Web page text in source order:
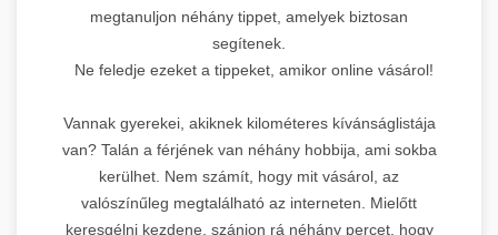
megtanuljon néhány tippet, amelyek biztosan
segítenek.
Ne feledje ezeket a tippeket, amikor online vásárol!
Vannak gyerekei, akiknek kilométeres kívánságlistája
van? Talán a férjének van néhány hobbija, ami sokba
kerülhet. Nem számít, hogy mit vásárol, az
valószínűleg megtalálható az interneten. Mielőtt
keresgélni kezdene, szánjon rá néhány percet, hogy